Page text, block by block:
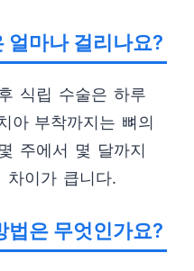
얼마나 걸리나요?
식립 수술은 하루
아 부착까지는 뼈의
주에서 몇 달까지
차이가 큽니다.
법은 무엇인가요?